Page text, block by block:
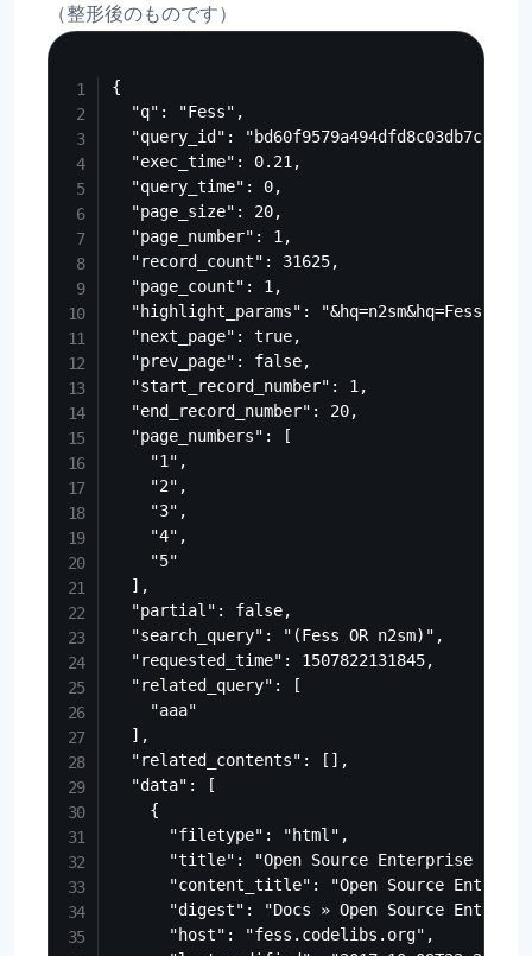
（整形後のものです）
{
  "q": "Fess",
"query_id":
  "exec_time": 0.21,
  "query_time": 0,
  "page_size": 20,
  "page_number": 1,
  "record_count": 31625,
  "page_count": 1,
  "highlight_params": "&hq=n2sm&hq=Fess",
  "next_page": true,
  "prev_page": false,
  "start_record_number": 1,
  "end_record_number": 20,
  "page_numbers": [
    "1",
    "2",
    "3",
    "4",
    "5"
  ],
  "partial": false,
  "search_query": "(Fess OR n2sm)",
  "requested_time": 1507822131845,
  "related_query": [
    "aaa"
  ],
  "related_contents": [],
  "data": [
    {
      "filetype": "html",
"title": "Open Source Enterprise
"content_title": "Open Source
"digest": "Docs » Open Source
      "host": "fess.codelibs.org",